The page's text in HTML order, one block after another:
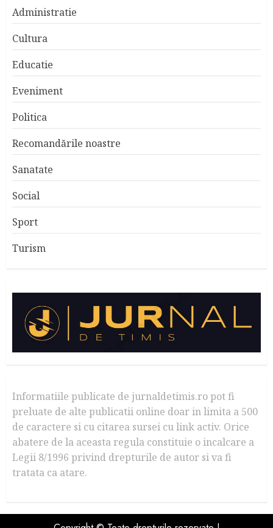
Administratie
Cultura
Educatie
Eveniment
Politica
Recomandările noastre
Sanatate
Social
Sport
Turism
Informatiile publicate de jurnaldetimis.ro pot fi
preluate de alte publicatii online doar in limita a 500
de caractere si cu citarea sursei cu link activ. Orice
abatere de la aceasta regula constituie o incalcare a
Legii 8/1996 privind drepturile de autor si va fi
tratata ca atare.